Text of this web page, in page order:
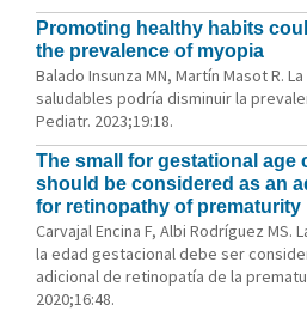
Promoting healthy habits
the prevalence of myopia
Balado Insunza MN, Martín Masot R.
saludables podría disminuir la
Pediatr. 2023;19:18.
The small for gestational age
should be considered as an
for retinopathy of prematurity
Carvajal Encina F, Albi Rodríguez MS.
la edad gestacional debe ser
adicional de retinopatía de la
2020;16:48.